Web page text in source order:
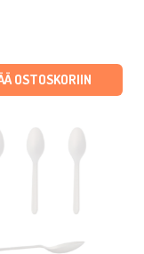
OSTOSKORIIN